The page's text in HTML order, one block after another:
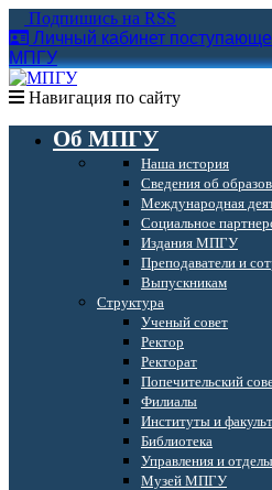
Подпишись на RSS
Личный кабинет
МПГУ
Навигация по сайту
Об МПГУ
Наша история
Сведения об
Международная
Социальное
Издания МПГУ
Преподаватели и
Выпускникам
Структура
Ученый совет
Ректор
Ректорат
Попечительский
Филиалы
Институты и
Библиотека
Управления и отделы
Музей МПГУ